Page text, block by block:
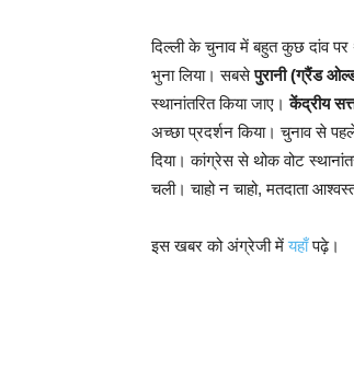
दिल्ली के चुनाव में बहुत कुछ दांव पर
भुना लिया। सबसेपुरानी (ग्रैंड
स्थानांतरित किया जाए।केंद्रीय
अच्छा प्रदर्शन किया। चुनाव से
दिया। कांग्रेस से थोक वोट
चली। चाहो न चाहो, मतदाता
इस खबर को अंग्रेजी मेंयहाँपढ़े।